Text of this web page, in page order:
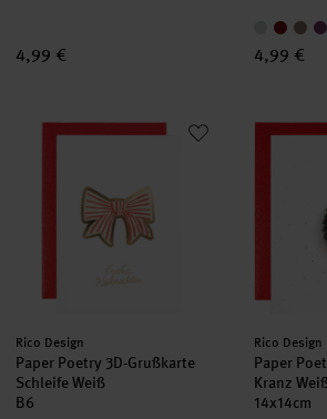
4,99 €
4,99 €
Paper Poetry 3D-Grußkarte Schleife Weiß
Hersteller:
Rico Design
Paper Poetry 3D-Grußkarte
Schleife Weiß
B6
Paper
Hersteller:
Rico Design
Paper
Kranz
14x14cm